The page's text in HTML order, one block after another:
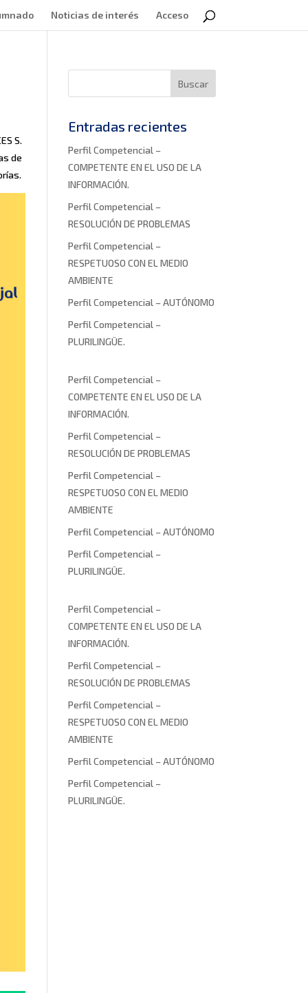
Noticias de interés Acceso
S.
de
Entradas recientes
Perfil Competencial –
COMPETENTE EN EL USO DE LA
INFORMACIÓN.
Perfil Competencial –
RESOLUCIÓN DE PROBLEMAS
Perfil Competencial –
RESPETUOSO CON EL MEDIO
AMBIENTE
Perfil Competencial – AUTÓNOMO
Perfil Competencial –
PLURILINGÜE.
Perfil Competencial –
COMPETENTE EN EL USO DE LA
INFORMACIÓN.
Perfil Competencial –
RESOLUCIÓN DE PROBLEMAS
Perfil Competencial –
RESPETUOSO CON EL MEDIO
AMBIENTE
Perfil Competencial – AUTÓNOMO
Perfil Competencial –
PLURILINGÜE.
Perfil Competencial –
COMPETENTE EN EL USO DE LA
INFORMACIÓN.
Perfil Competencial –
RESOLUCIÓN DE PROBLEMAS
Perfil Competencial –
RESPETUOSO CON EL MEDIO
AMBIENTE
Perfil Competencial – AUTÓNOMO
Perfil Competencial –
PLURILINGÜE.